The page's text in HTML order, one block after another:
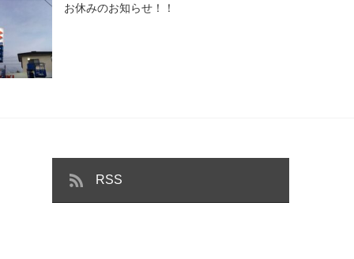
お休みのお知らせ！！
RSS